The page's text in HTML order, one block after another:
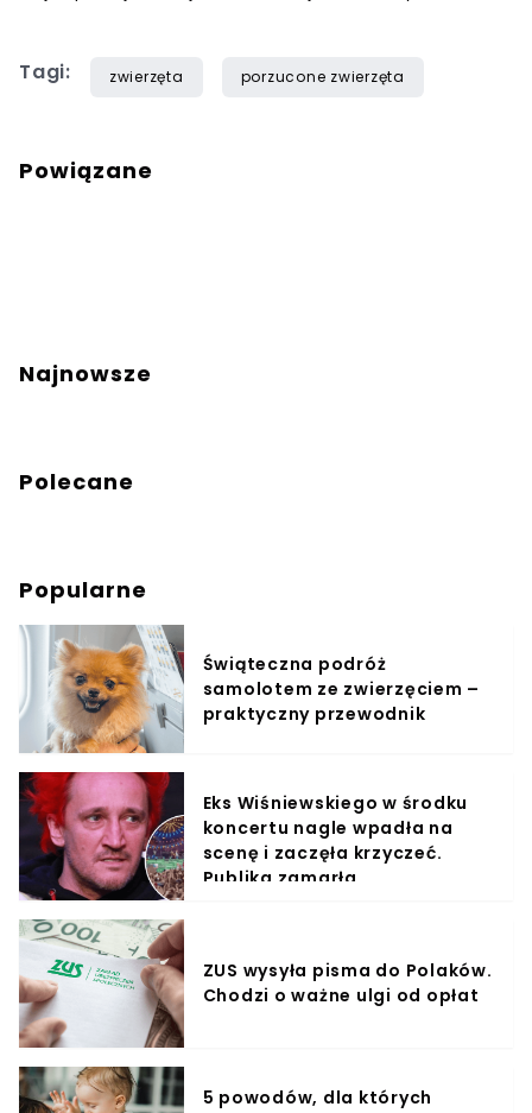
Tagi: zwierzęta porzucone zwierzęta
Powiązane
Najnowsze
Polecane
Popularne
Świąteczna podróż
samolotem ze zwierzęciem –
praktyczny przewodnik
Eks Wiśniewskiego w środku
koncertu nagle wpadła na
scenę i zaczęła krzyczeć.
Publika zamarła
ZUS wysyła pisma do Polaków.
Chodzi o ważne ulgi od opłat
5 powodów, dla których